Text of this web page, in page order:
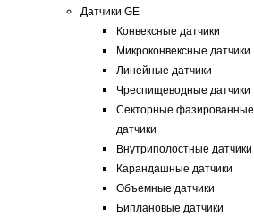
Датчики GE
Конвексные датчики
Микроконвексные датчики
Линейные датчики
Чреспищеводные датчики
Секторные фазированные
датчики
Внутриполостные датчики
Карандашные датчики
Объемные датчики
Биплановые датчики